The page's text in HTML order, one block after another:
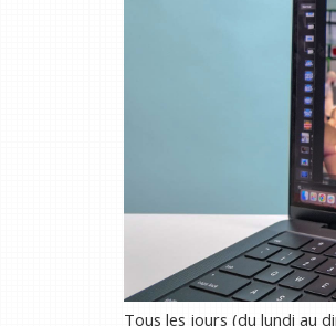
Tous les jours (du lundi au